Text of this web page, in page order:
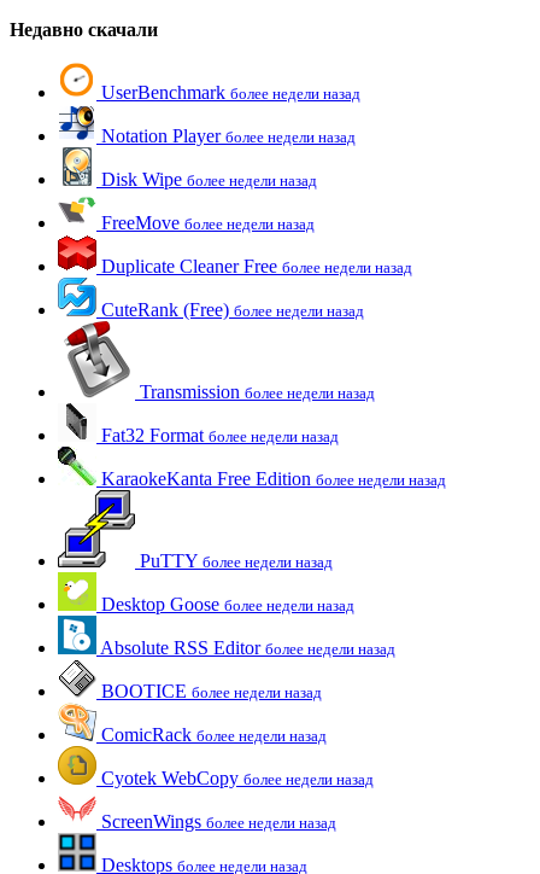
Недавно скачали
UserBenchmark более недели назад
Notation Player более недели назад
Disk Wipe более недели назад
FreeMove более недели назад
Duplicate Cleaner Free более недели назад
CuteRank (Free) более недели назад
Transmission более недели назад
Fat32 Format более недели назад
KaraokeKanta Free Edition более недели назад
PuTTY более недели назад
Desktop Goose более недели назад
Absolute RSS Editor более недели назад
BOOTICE более недели назад
ComicRack более недели назад
Cyotek WebCopy более недели назад
ScreenWings более недели назад
Desktops более недели назад